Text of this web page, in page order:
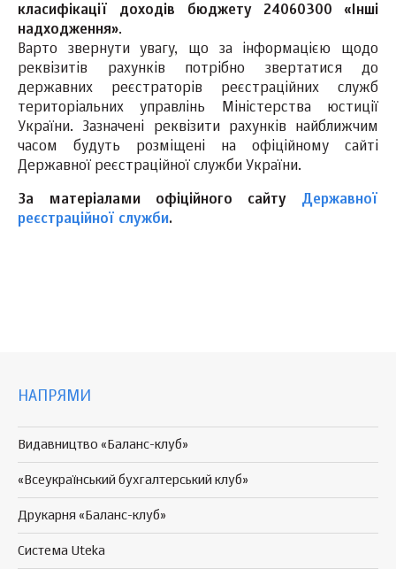
класифікації доходів бюджету 24060300 «Інші
надходження».
Варто звернути увагу, що за інформацією щодо
реквізитів рахунків потрібно звертатися до
державних реєстраторів реєстраційних служб
територіальних управлінь Міністерства юстиції
України. Зазначені реквізити рахунків найближчим
часом будуть розміщені на офіційному сайті
Державної реєстраційної служби України.
За матеріалами офіційного сайту Державної
реєстраційної служби.
НАПРЯМИ
Видавництво «Баланс-клуб»
«Всеукраїнський бухгалтерський клуб»
Друкарня «Баланс-клуб»
Система Uteka